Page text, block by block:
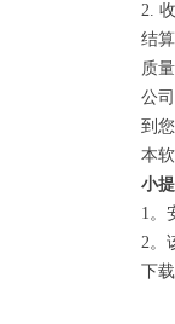
2.
结算
质
公
到
本
小
1。
2。
下载